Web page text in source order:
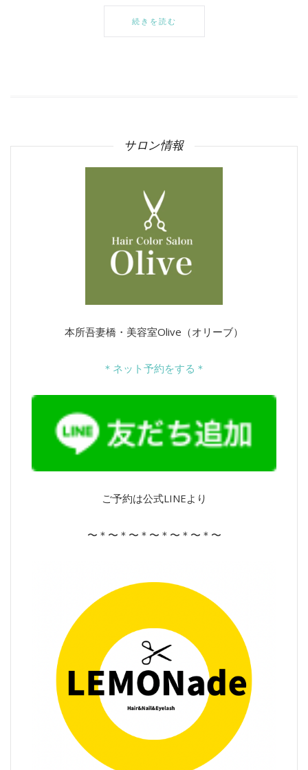
続きを読む
サロン情報
本所吾妻橋・美容室Olive（オリーブ）
＊ネット予約をする＊
ご予約は公式LINEより
〜＊〜＊〜＊〜＊〜＊〜＊〜